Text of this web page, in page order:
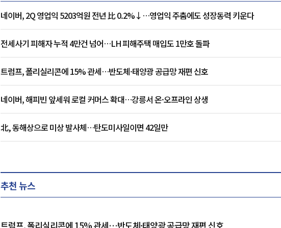
네이버, 2Q 영업익 5203억원 전년 比 0.2%↓…영업익 주춤에도 성장동력 키운다
전세사기 피해자 누적 4만건 넘어…LH 피해주택 매입도 1만호 돌파
트럼프, 폴리실리콘에 15% 관세…반도체·태양광 공급망 재편 신호
네이버, 해피빈 앞세워 로컬 커머스 확대…강릉서 온·오프라인 상생
北, 동해상으로 미상 발사체…탄도미사일이면 42일만
추천 뉴스
트럼프, 폴리실리콘에 15% 관세…반도체·태양광 공급망 재편 신호